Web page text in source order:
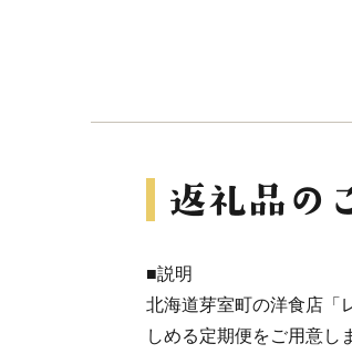
■説明
北海道芽室町の洋食店「
しめる定期便をご用意し